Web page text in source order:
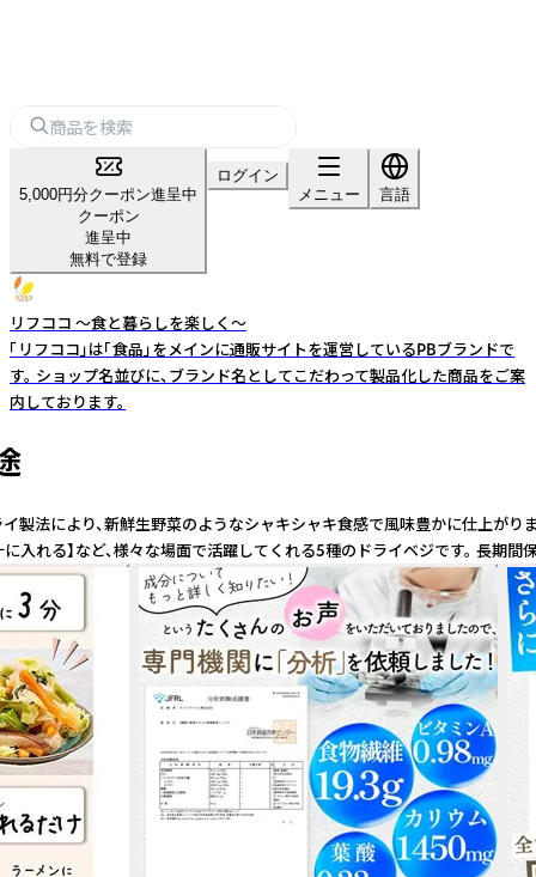
5,000円分クーポン進呈中
クーポン
進呈中
無料で登録
ログイン
メニュー
言語
リフココ ～食と暮らしを楽しく～
「リフココ」は「食品」をメインに通販サイトを運営しているPBブランドで
す。 ショップ名並びに、ブランド名としてこだわって製品化した商品をご案
内しております。
法により、新鮮生野菜のようなシャキシャキ食感で風味豊かに仕
れる】など、様々な場面で活躍してくれる5種のドライベジです。 長